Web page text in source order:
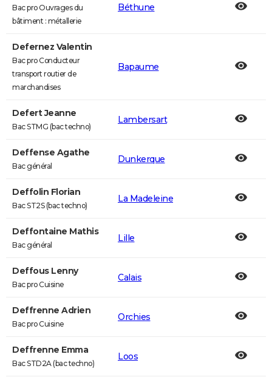
Bac pro Ouvrages du
bâtiment : métallerie
Béthune
Defernez Valentin
Bac pro Conducteur
transport routier de
marchandises
Bapaume
Defert Jeanne
Bac STMG (bac techno)
Lambersart
Deffense Agathe
Bac général
Dunkerque
Deffolin Florian
Bac ST2S (bac techno)
La Madeleine
Deffontaine Mathis
Bac général
Lille
Deffous Lenny
Bac pro Cuisine
Calais
Deffrenne Adrien
Bac pro Cuisine
Orchies
Deffrenne Emma
Bac STD2A (bac techno)
Loos